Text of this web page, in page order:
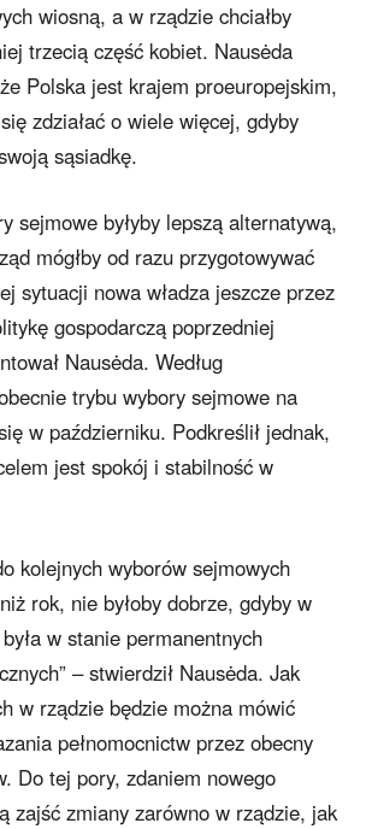
wiosną, a w rządzie chciałby
trzecią część kobiet. Nausėda
Polska jest krajem proeuropejskim,
zdziałać o wiele więcej, gdyby
sąsiadkę.
sejmowe byłyby lepszą alternatywą,
mógłby od razu przygotowywać
sytuacji nowa władza jeszcze przez
gospodarczą poprzedniej
Nausėda. Według
trybu wybory sejmowe na
w październiku. Podkreślił jednak,
jest spokój i stabilność w
kolejnych wyborów sejmowych
rok, nie byłoby dobrze, gdyby w
w stanie permanentnych
– stwierdził Nausėda. Jak
w rządzie będzie można mówić
pełnomocnictw przez obecny
Do tej pory, zdaniem nowego
zajść zmiany zarówno w rządzie, jak